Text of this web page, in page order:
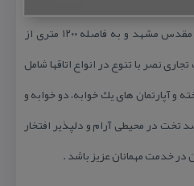
هتل خانه سبز واقع درقلب شهر مقدس مشهد و به فاصله ۱۲۰۰ متری از
نصر با تنوع در انواع اتاقها شامل
و آپارتمان های یك خوابه، دو خوابه و
تخت در محیطی آرام و دلپذیر افتخار
در خدمت مهمانان عزیز باشد .